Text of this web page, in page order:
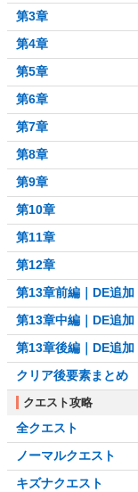
第3章
第4章
第5章
第6章
第7章
第8章
第9章
第10章
第11章
第12章
第13章前編｜DE追加
第13章中編｜DE追加
第13章後編｜DE追加
クリア後要素まとめ
クエスト攻略
全クエスト
ノーマルクエスト
キズナクエスト